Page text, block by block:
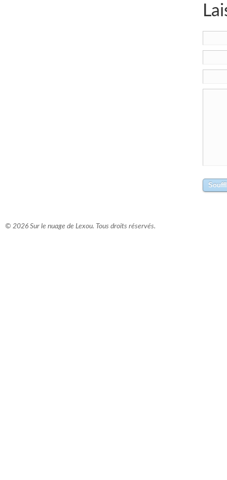
© 2026 Sur le nuage de Lexou. Tous droits réservés.